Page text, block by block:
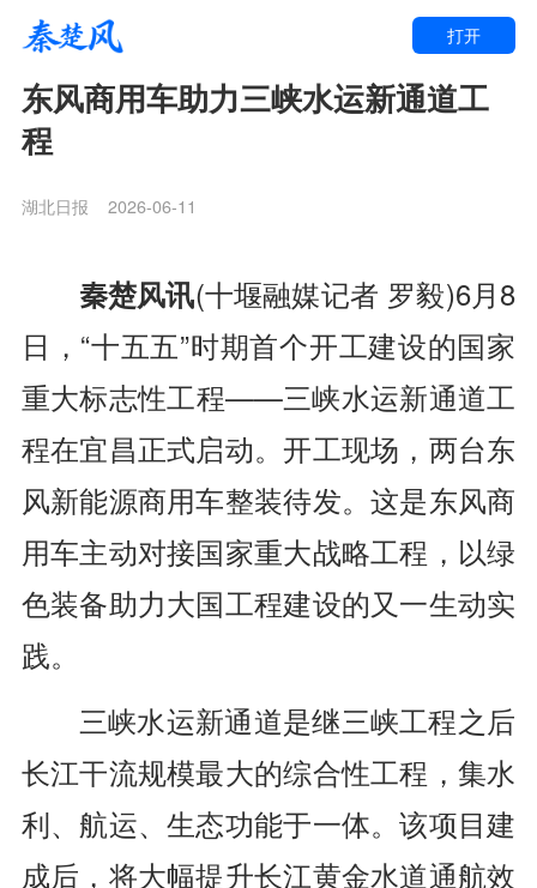
打开
东风商用车助力三峡水运新通道工
程
湖北日报 2026-06-11
秦楚风讯(十堰融媒记者 罗毅)6月8
日，“十五五”时期首个开工建设的国家
重大标志性工程——三峡水运新通道工
程在宜昌正式启动。开工现场，两台东
风新能源商用车整装待发。这是东风商
用车主动对接国家重大战略工程，以绿
色装备助力大国工程建设的又一生动实
践。
三峡水运新通道是继三峡工程之后
长江干流规模最大的综合性工程，集水
利、航运、生态功能于一体。该项目建
成后，将大幅提升长江黄金水道通航效